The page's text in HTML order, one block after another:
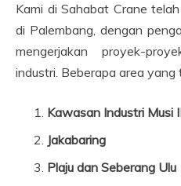
Kami di Sahabat Crane
di Palembang, dengan
mengerjakan proyek-
industri. Beberapa area yang
Kawasan Industri Musi
Jakabaring
Plaju dan Seberang Ulu